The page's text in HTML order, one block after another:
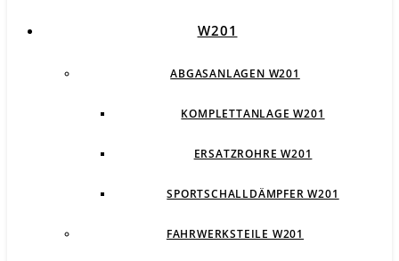
W201
ABGASANLAGEN W201
KOMPLETTANLAGE W201
ERSATZROHRE W201
SPORTSCHALLDÄMPFER W201
FAHRWERKSTEILE W201